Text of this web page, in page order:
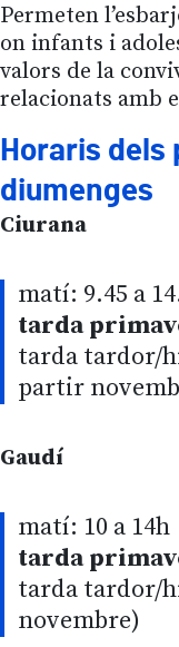
Permeten
on infants i
valors de la
relacionats amb
Horaris
diumenges
Ciurana
matí: 9.45 a
tarda
tarda tardor/
partir
Gaudí
matí: 10 a 14h
tarda
tarda tardor/
novembre)